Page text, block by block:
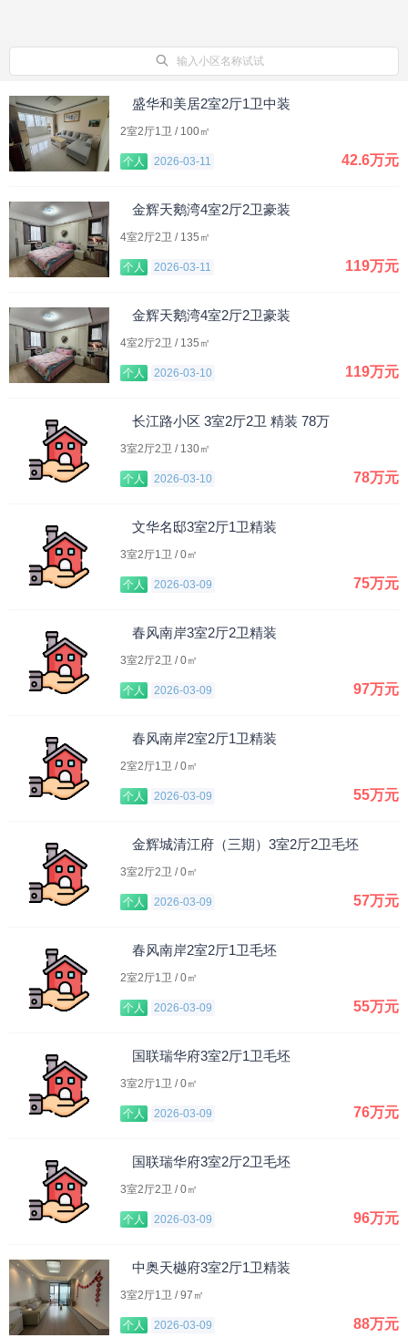
输入小区名称试试
盛华和美居2室2厅1卫中装
2室2厅1卫 / 100㎡
个人 2026-03-11 42.6万元
金辉天鹅湾4室2厅2卫豪装
4室2厅2卫 / 135㎡
个人 2026-03-11 119万元
金辉天鹅湾4室2厅2卫豪装
4室2厅2卫 / 135㎡
个人 2026-03-10 119万元
长江路小区 3室2厅2卫 精装 78万
3室2厅2卫 / 130㎡
个人 2026-03-10 78万元
文华名邸3室2厅1卫精装
3室2厅1卫 / 0㎡
个人 2026-03-09 75万元
春风南岸3室2厅2卫精装
3室2厅2卫 / 0㎡
个人 2026-03-09 97万元
春风南岸2室2厅1卫精装
2室2厅1卫 / 0㎡
个人 2026-03-09 55万元
金辉城清江府（三期）3室2厅2卫毛坯
3室2厅2卫 / 0㎡
个人 2026-03-09 57万元
春风南岸2室2厅1卫毛坯
2室2厅1卫 / 0㎡
个人 2026-03-09 55万元
国联瑞华府3室2厅1卫毛坯
3室2厅1卫 / 0㎡
个人 2026-03-09 76万元
国联瑞华府3室2厅2卫毛坯
3室2厅2卫 / 0㎡
个人 2026-03-09 96万元
中奥天樾府3室2厅1卫精装
3室2厅1卫 / 97㎡
个人 2026-03-09 88万元